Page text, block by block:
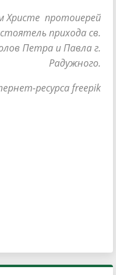
Христе протоиерей
прихода св.
Петра и Павла г.
Радужного.
ресурса freepik